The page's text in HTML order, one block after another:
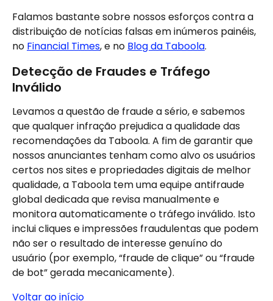
Falamos bastante sobre nossos esforços contra a
distribuição de notícias falsas em inúmeros painéis,
no Financial Times, e no Blog da Taboola.
Detecção de Fraudes e Tráfego
Inválido
Levamos a questão de fraude a sério, e sabemos
que qualquer infração prejudica a qualidade das
recomendações da Taboola. A fim de garantir que
nossos anunciantes tenham como alvo os usuários
certos nos sites e propriedades digitais de melhor
qualidade, a Taboola tem uma equipe antifraude
global dedicada que revisa manualmente e
monitora automaticamente o tráfego inválido. Isto
inclui cliques e impressões fraudulentas que podem
não ser o resultado de interesse genuíno do
usuário (por exemplo, “fraude de clique” ou “fraude
de bot” gerada mecanicamente).
Voltar ao início